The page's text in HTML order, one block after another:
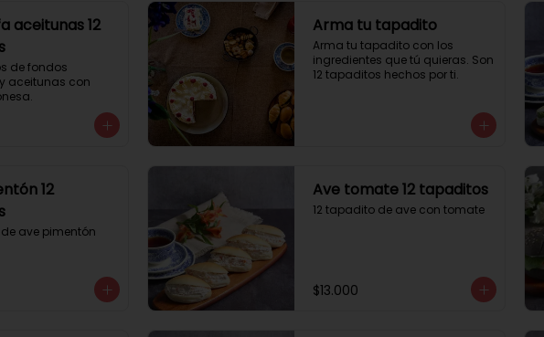
aceitunas 12
de fondos
aceitunas con
Arma tu tapadito
Arma tu tapadito con los
ingredientes que tú quieras. Son
12 tapaditos hechos por ti.
12
ave pimentón
Ave tomate 12 tapaditos
12 tapadito de ave con tomate
$13.000